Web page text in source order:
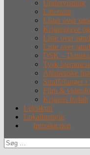
Undervisning
Litteratur
Lister over
Krigergrave
Liste over
Liste over
DSK –
Tysk
Alfabetiske
Straffefanger i
Film &
Krigens forløb
Leksikon
Lokalhistorie
Introduction
Søg
efter: